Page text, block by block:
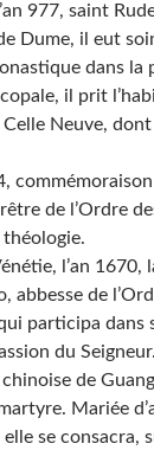
977, saint
Dume, il eut
dans la
il prit
Neuve,
de l’Ordre
l’an 1670,
abbesse de
participa dans
du Seigneur.
de
Mariée
se consacra,